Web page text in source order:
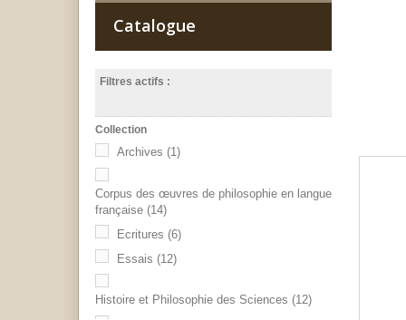
Catalogue
Filtres actifs :
Collection
Archives (1)
Corpus des œuvres de philosophie en langue
française (14)
Ecritures (6)
Essais (12)
Histoire et Philosophie des Sciences (12)